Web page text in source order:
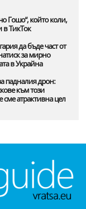
Гошо“, който коли,
в ТикТок
да бъде част от
за мирно
в Украйна
падналия дрон:
към този
атрактивна цел